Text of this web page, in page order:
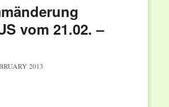
vom 21.02. –
2013